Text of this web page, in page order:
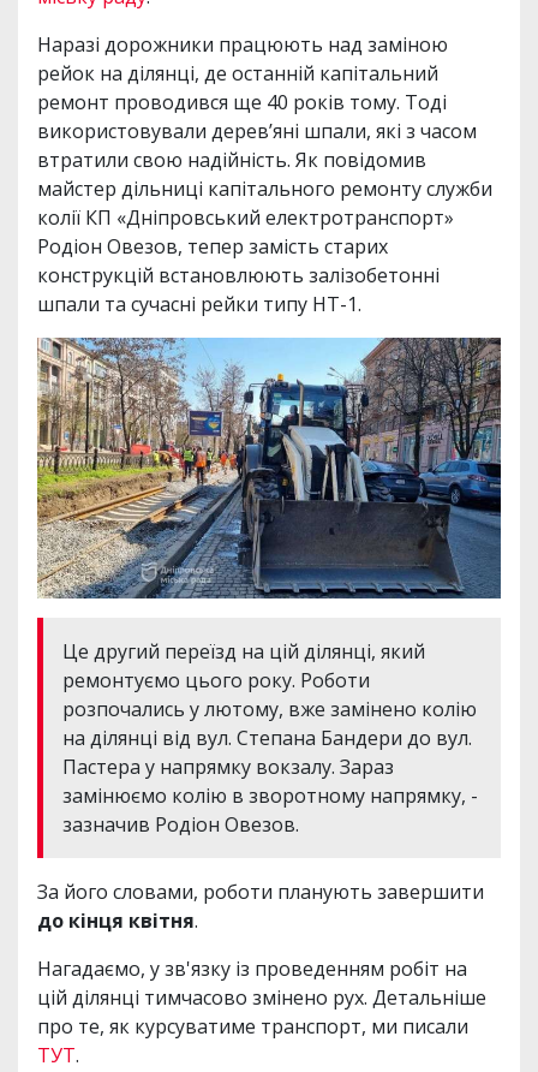
Наразі дорожники працюють над заміною
рейок на ділянці, де останній капітальний
ремонт проводився ще 40 років тому. Тоді
використовували дерев’яні шпали, які з часом
втратили свою надійність. Як повідомив
майстер дільниці капітального ремонту служби
колії КП «Дніпровський електротранспорт»
Родіон Овезов, тепер замість старих
конструкцій встановлюють залізобетонні
шпали та сучасні рейки типу НТ-1.
Це другий переїзд на цій ділянці, який
ремонтуємо цього року. Роботи
розпочались у лютому, вже замінено колію
на ділянці від вул. Степана Бандери до вул.
Пастера у напрямку вокзалу. Зараз
замінюємо колію в зворотному напрямку, -
зазначив Родіон Овезов.
За його словами, роботи планують завершити
до кінця квітня.
Нагадаємо, у зв'язку із проведенням робіт на
цій ділянці тимчасово змінено рух. Детальніше
про те, як курсуватиме транспорт, ми писали
ТУТ.